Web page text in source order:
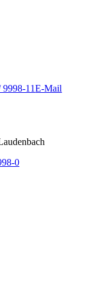
9998-11E-Mail
0